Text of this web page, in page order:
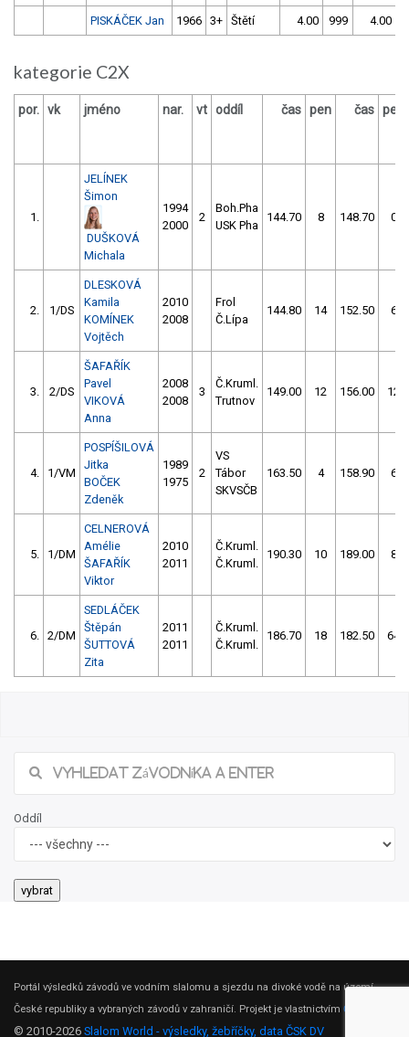
PISKÁČEK Jan 1966 3+ Štětí 4.00 999 4.00
kategorie C2X
por. vk jméno nar. vt oddíl čas pen čas pen
1.
JELÍNEK
Šimon
DUŠKOVÁ
Michala
1994
2000
2
Boh.Pha
USK Pha
144.70 8 148.70 0
2. 1/DS
DLESKOVÁ
Kamila
KOMÍNEK
Vojtěch
2010
2008
Frol
Č.Lípa
144.80 14 152.50 6
3. 2/DS
ŠAFAŘÍK
Pavel
VIKOVÁ
Anna
2008
2008
3
Č.Kruml.
Trutnov
149.00 12 156.00 12
4. 1/VM
POSPÍŠILOVÁ
Jitka
BOČEK
Zdeněk
1989
1975
2
VS
Tábor
SKVSČB
163.50 4 158.90 6
5. 1/DM
CELNEROVÁ
Amélie
ŠAFAŘÍK
Viktor
2010
2011
Č.Kruml.
Č.Kruml.
190.30 10 189.00 8
6. 2/DM
SEDLÁČEK
Štěpán
ŠUTTOVÁ
Zita
2011
2011
Č.Kruml.
Č.Kruml.
186.70 18 182.50 64
Oddíl
Portál výsledků závodů ve vodním slalomu a sjezdu na divoké vodě na území
České republiky a vybraných závodů v zahraničí. Projekt je vlastnictvím ČSK DV
© 2010-2026 Slalom World - výsledky, žebříčky, data ČSK DV